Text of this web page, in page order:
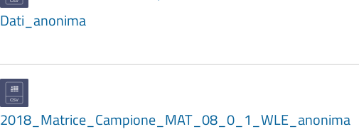
Dati_anonima
2018_Matrice_Campione_MAT_08_0_1_WLE_anonima